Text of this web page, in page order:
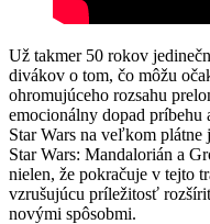
Už takmer 50 rokov
divákov o tom, čo môžu
ohromujúceho rozsahu
emocionálny dopad príbehu
Star Wars na veľkom
Star Wars: Mandalorián a
nielen, že pokračuje v tejto
vzrušujúcu príležitosť
novými spôsobmi.